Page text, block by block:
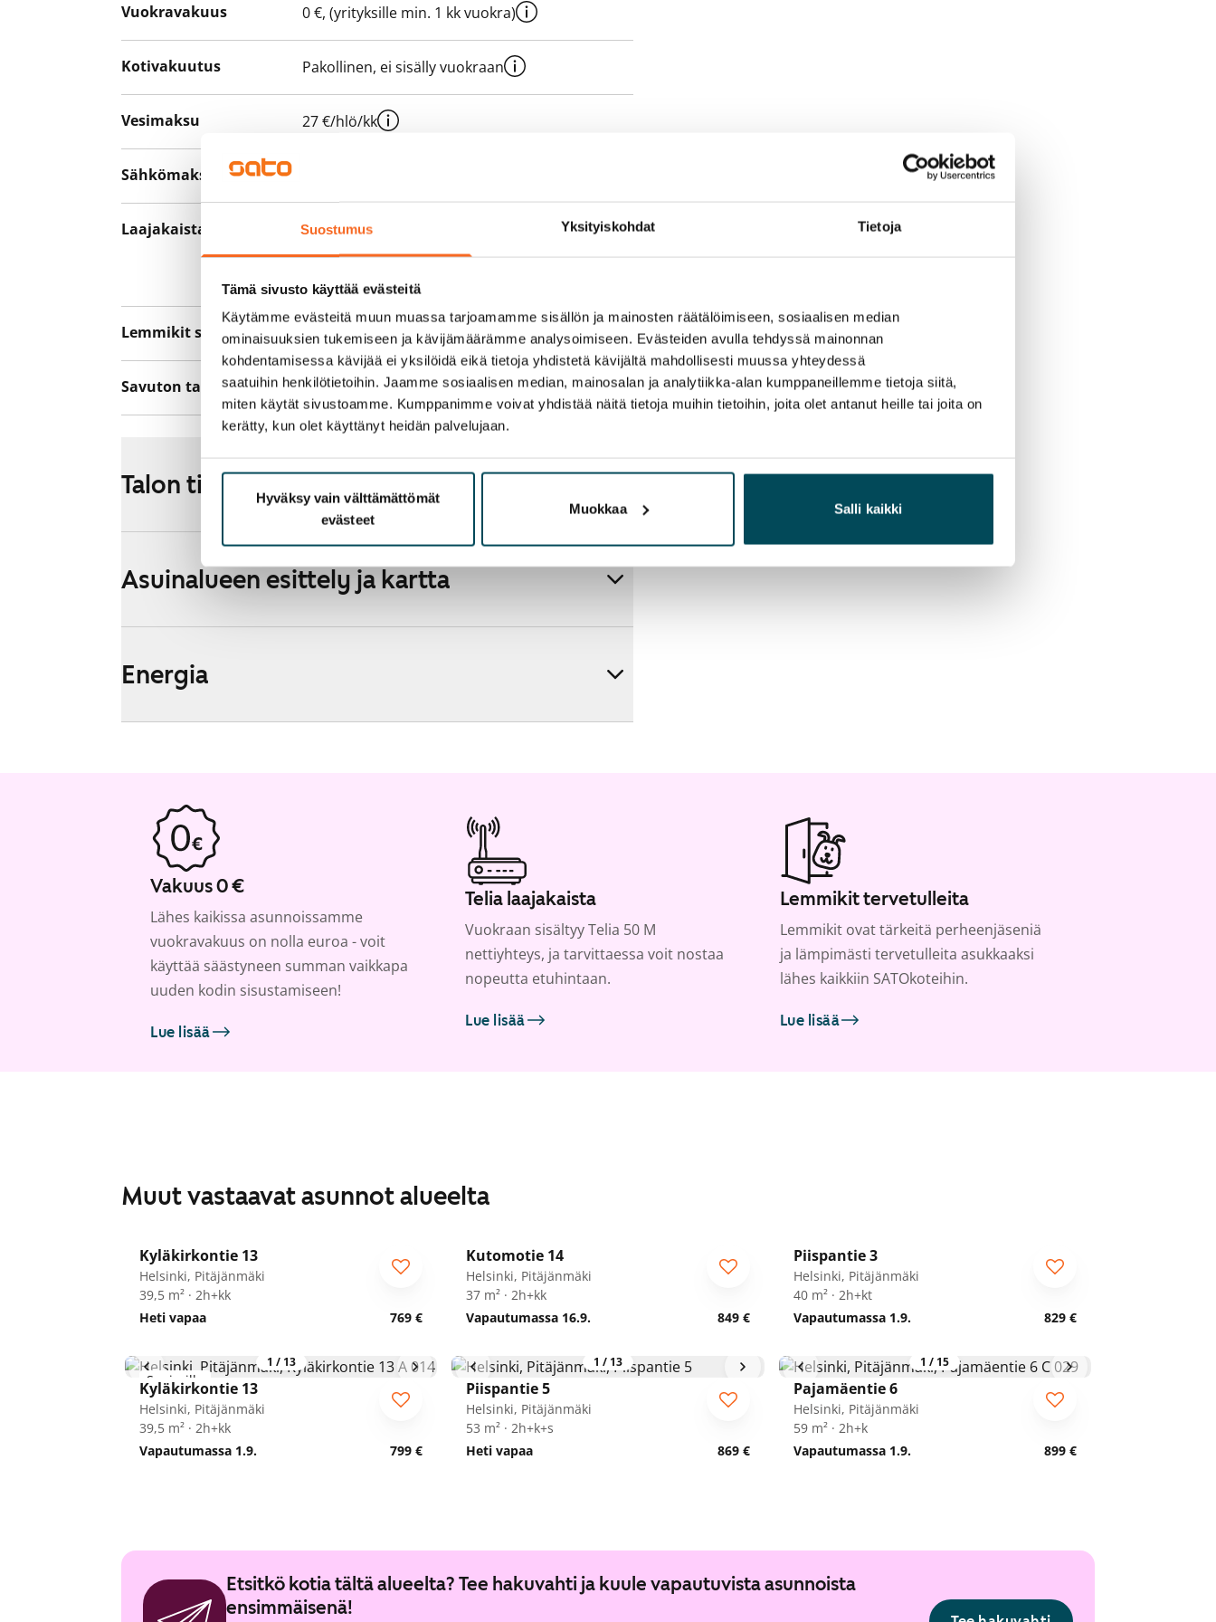
Suostumus Yksityiskohdat Tietoja
Tämä sivusto käyttää evästeitä
Käytämme evästeitä muun muassa tarjoamamme sisällön ja mainosten räätälöimiseen, sosiaalisen median
ominaisuuksien tukemiseen ja kävijämäärämme analysoimiseen. Evästeiden avulla tehdyssä mainonnan
kohdentamisessa kävijää ei yksilöidä eikä tietoja yhdistetä kävijältä mahdollisesti muussa yhteydessä
saatuihin henkilötietoihin. Jaamme sosiaalisen median, mainosalan ja analytiikka-alan kumppaneillemme tietoja siitä,
miten käytät sivustoamme. Kumppanimme voivat yhdistää näitä tietoja muihin tietoihin, joita olet antanut heille tai joita on
kerätty, kun olet käyttänyt heidän palvelujaan.
Hyväksy vain välttämättömät
evästeet
Muokkaa Salli kaikki
Vuokravakuus 0 €, (yrityksille min. 1 kk vuokra)
Kotivakuutus Pakollinen, ei sisälly vuokraan
Vesimaksu 27 €/hlö/kk
Sähkömaksu
Laajakaista
Vuokraan sisältyy 50 M laajakaistaliittymä. Voit
hankkia lisänopeutta etuhintaan ottamalla
yhteyttä operaattoriin Telia.
Lemmikit sallittu Kyllä
Savuton talo Ei
Talon tiedot
Asuinalueen esittely ja kartta
Energia
Vakuus 0 €
Lähes kaikissa asunnoissamme
vuokravakuus on nolla euroa - voit
käyttää säästyneen summan vaikkapa
uuden kodin sisustamiseen!
Lue lisää
Telia laajakaista
Vuokraan sisältyy Telia 50 M
nettiyhteys, ja tarvittaessa voit nostaa
nopeutta etuhintaan.
Lue lisää
Lemmikit tervetulleita
Lemmikit ovat tärkeitä perheenjäseniä
ja lämpimästi tervetulleita asukkaaksi
lähes kaikkiin SATOkoteihin.
Lue lisää
Muut vastaavat asunnot alueelta
Seniorille
Kyläkirkontie 13
Helsinki, Pitäjänmäki
39,5 m² · 2h+kk
Heti vapaa
769 €
Kutomotie 14
Helsinki, Pitäjänmäki
37 m² · 2h+kk
Vapautumassa 16.9.
849 €
Piispantie 3
Helsinki, Pitäjänmäki
40 m² · 2h+kt
Vapautumassa 1.9.
829 €
1 / 13
Seniorille
Kyläkirkontie 13
Helsinki, Pitäjänmäki
39,5 m² · 2h+kk
Vapautumassa 1.9.
799 €
1 / 13
Piispantie 5
Helsinki, Pitäjänmäki
53 m² · 2h+k+s
Heti vapaa
869 €
1 / 15
Pajamäentie 6
Helsinki, Pitäjänmäki
59 m² · 2h+k
Vapautumassa 1.9.
899 €
Etsitkö kotia tältä alueelta? Tee hakuvahti ja kuule vapautuvista asunnoista
ensimmäisenä!